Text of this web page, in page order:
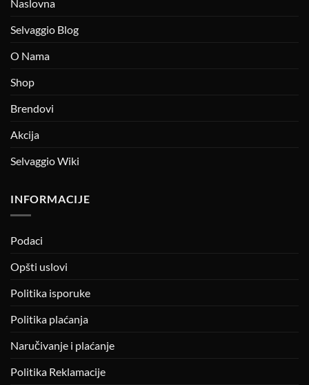
Naslovna
Selvaggio Blog
O Nama
Shop
Brendovi
Akcija
Selvaggio Wiki
INFORMACIJE
Podaci
Opšti uslovi
Politika isporuke
Politika plaćanja
Naručivanje i plaćanje
Politika Reklamacije